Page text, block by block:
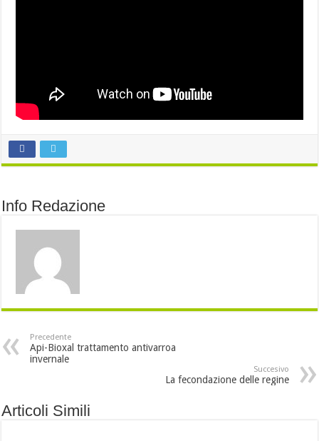
Info Redazione
Precedente
Api-Bioxal trattamento antivarroa
invernale
Succesivo
La fecondazione delle regine
Articoli Simili